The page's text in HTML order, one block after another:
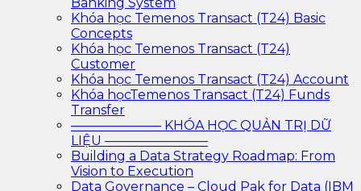
Khóa học Temenos Transact (T24) Basic
Concepts
Khóa học Temenos Transact (T24)
Customer
Khóa học Temenos Transact (T24) Account
Khóa họcTemenos Transact (T24) Funds
Transfer
——————— KHÓA HỌC QUẢN TRỊ DỮ
LIỆU ————————
Building a Data Strategy Roadmap: From
Vision to Execution
Data Governance – Cloud Pak for Data (IBM